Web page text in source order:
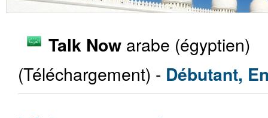
Talk Now arabe (égyptien)
(Téléchargement) - Débutant,